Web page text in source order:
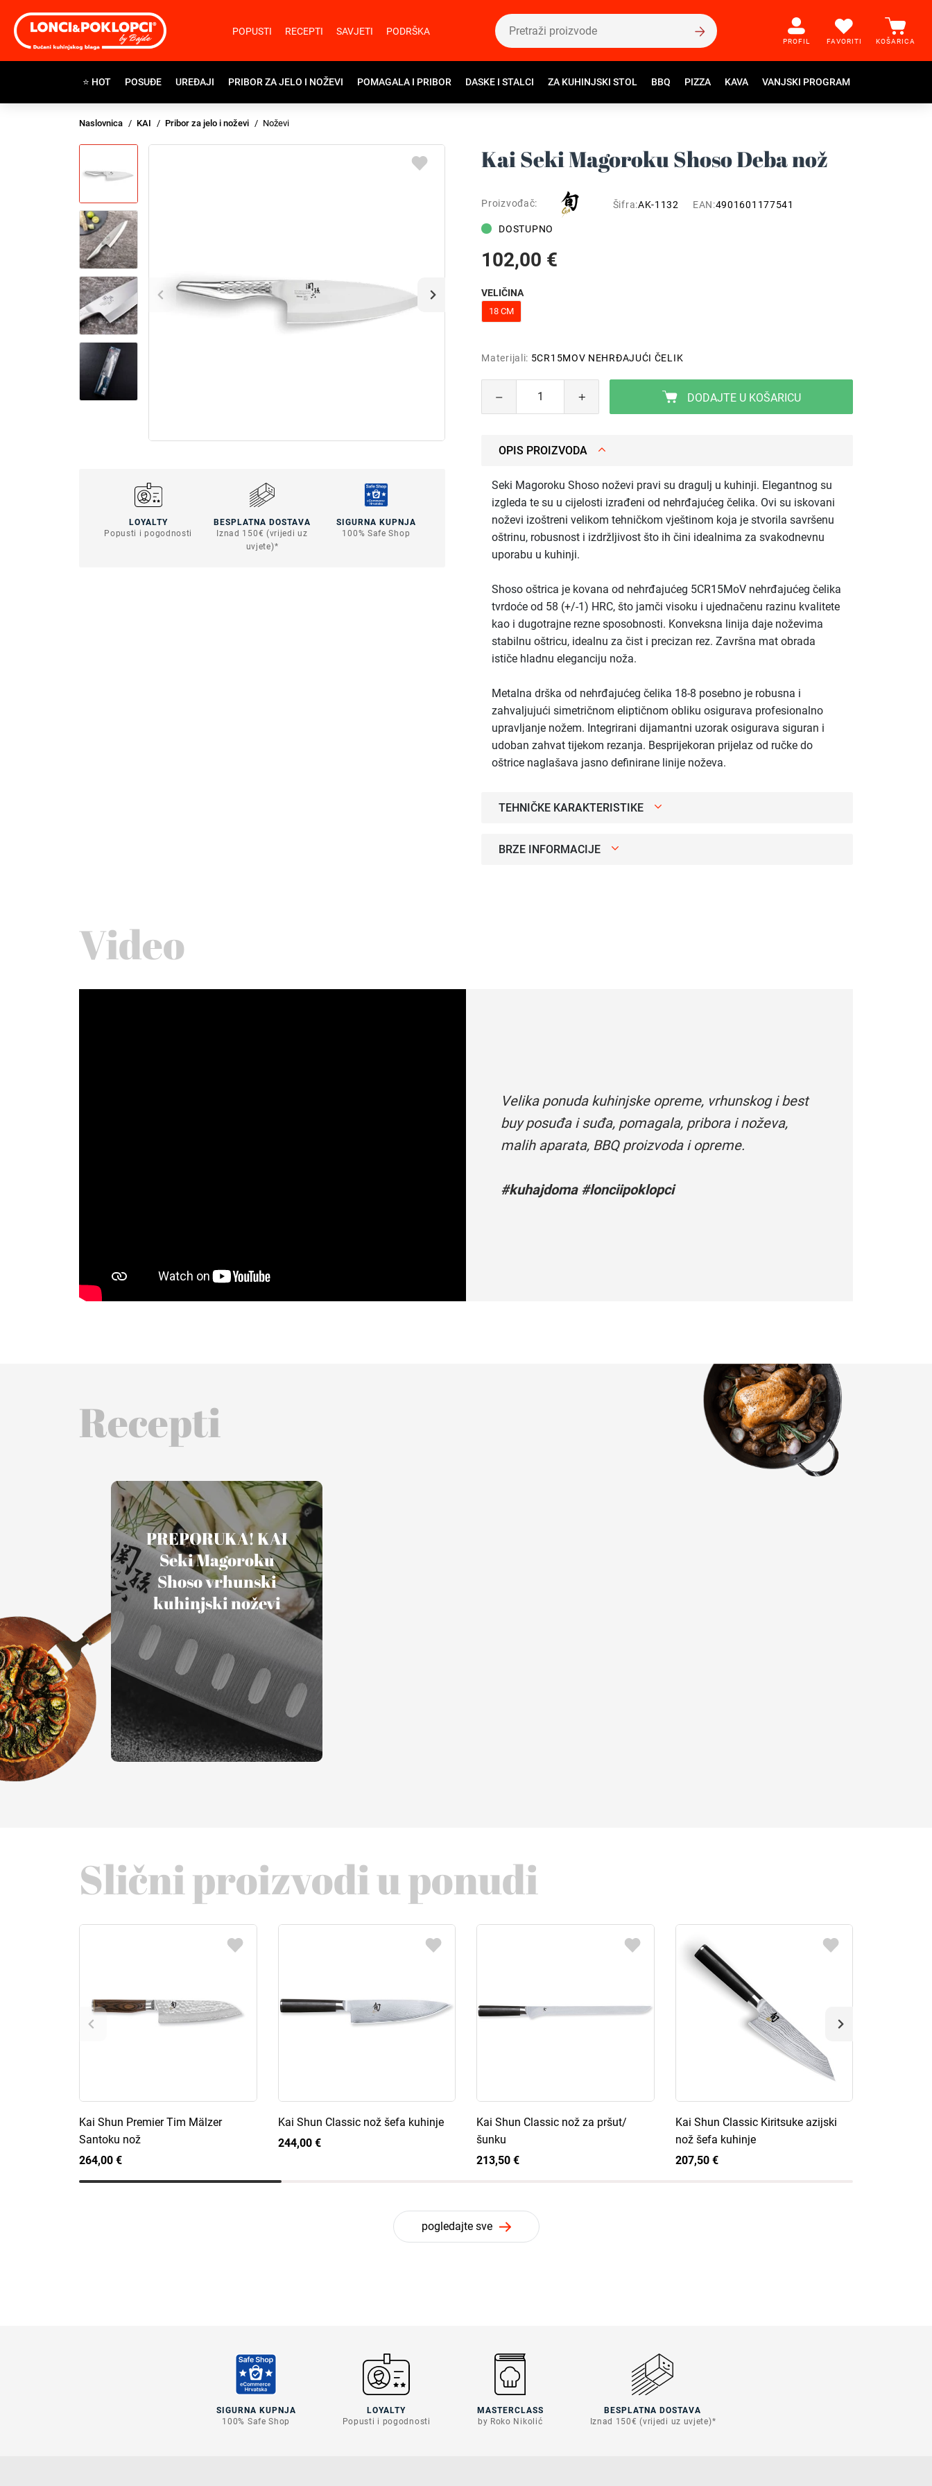
POPUSTI RECEPTI SAVJETI PODRŠKA
PROFIL FAVORITI KOŠARICA
⭐ HOT POSUĐE UREĐAJI PRIBOR ZA JELO I NOŽEVI POMAGALA I PRIBOR DASKE I STALCI ZA KUHINJSKI STOL BBQ PIZZA KAVA VANJSKI PROGRAM
Naslovnica KAI Pribor za jelo i noževi Noževi
LOYALTY
Popusti i pogodnosti
BESPLATNA DOSTAVA
Iznad 150€ (vrijedi uz
uvjete)*
SIGURNA KUPNJA
100% Safe Shop
Kai Seki Magoroku Shoso Deba nož
Proizvođač: Šifra:AK-1132 EAN:4901601177541
DOSTUPNO
102,00 €
VELIČINA
18 CM
Materijali: 5CR15MOV NEHRĐAJUĆI ČELIK
DODAJTE U KOŠARICU
OPIS PROIZVODA
Seki Magoroku Shoso noževi pravi su dragulj u kuhinji. Elegantnog su
izgleda te su u cijelosti izrađeni od nehrđajućeg čelika. Ovi su iskovani
noževi izoštreni velikom tehničkom vještinom koja je stvorila savršenu
oštrinu, robusnost i izdržljivost što ih čini idealnima za svakodnevnu
uporabu u kuhinji.
Shoso oštrica je kovana od nehrđajućeg 5CR15MoV nehrđajućeg čelika
tvrdoće od 58 (+/-1) HRC, što jamči visoku i ujednačenu razinu kvalitete
kao i dugotrajne rezne sposobnosti. Konveksna linija daje noževima
stabilnu oštricu, idealnu za čist i precizan rez. Završna mat obrada
ističe hladnu eleganciju noža.
Metalna drška od nehrđajućeg čelika 18-8 posebno je robusna i
zahvaljujući simetričnom eliptičnom obliku osigurava profesionalno
upravljanje nožem. Integrirani dijamantni uzorak osigurava siguran i
udoban zahvat tijekom rezanja. Besprijekoran prijelaz od ručke do
oštrice naglašava jasno definirane linije noževa.
TEHNIČKE KARAKTERISTIKE
BRZE INFORMACIJE
Video
Velika ponuda kuhinjske opreme, vrhunskog i best
buy posuđa i suđa, pomagala, pribora i noževa,
malih aparata, BBQ proizvoda i opreme.
#kuhajdoma #lonciipoklopci
Recepti
PREPORUKA! KAI
Seki Magoroku
Shoso vrhunski
kuhinjski noževi
Slični proizvodi u ponudi
Kai Shun Premier Tim Mälzer
Santoku nož
264,00 €
Kai Shun Classic nož šefa kuhinje
244,00 €
Kai Shun Classic nož za pršut/
šunku
213,50 €
Kai Shun Classic Kiritsuke azijski
nož šefa kuhinje
207,50 €
pogledajte sve
SIGURNA KUPNJA
100% Safe Shop
LOYALTY
Popusti i pogodnosti
MASTERCLASS
by Roko Nikolić
BESPLATNA DOSTAVA
Iznad 150€ (vrijedi uz uvjete)*